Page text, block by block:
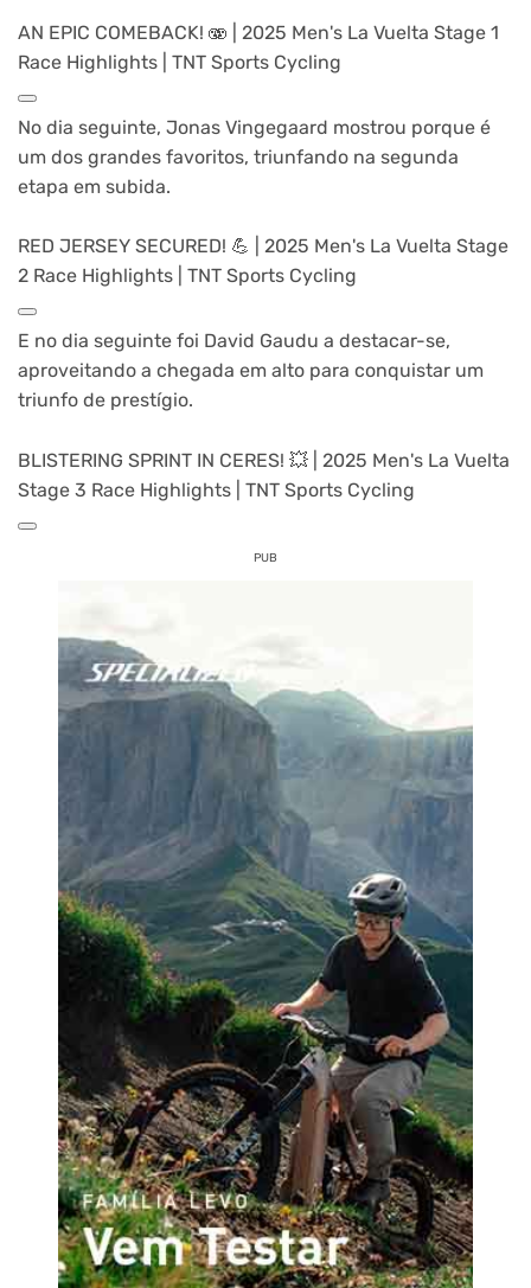
AN EPIC COMEBACK! 🫨 | 2025 Men's La Vuelta Stage 1
Race Highlights | TNT Sports Cycling
No dia seguinte, Jonas Vingegaard mostrou porque é
um dos grandes favoritos, triunfando na segunda
etapa em subida.
RED JERSEY SECURED! 💪 | 2025 Men's La Vuelta Stage
2 Race Highlights | TNT Sports Cycling
E no dia seguinte foi David Gaudu a destacar-se,
aproveitando a chegada em alto para conquistar um
triunfo de prestígio.
BLISTERING SPRINT IN CERES! 💥 | 2025 Men's La Vuelta
Stage 3 Race Highlights | TNT Sports Cycling
PUB